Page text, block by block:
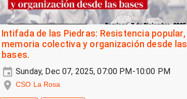
Intifada de las Piedras: Resistencia popular,
memoria colectiva y organización desde las
bases.
Sunday, Dec 07, 2025, 07:00 PM-10:00 PM
CSO La Rosa